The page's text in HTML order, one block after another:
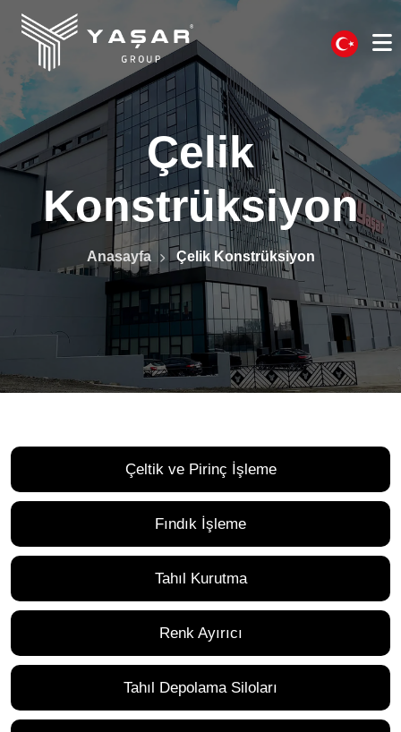
Çelik
Konstrüksiyon
Anasayfa Çelik Konstrüksiyon
Çeltik ve Pirinç İşleme
Fındık İşleme
Tahıl Kurutma
Renk Ayırıcı
Tahıl Depolama Siloları